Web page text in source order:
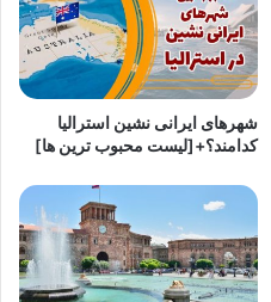
شهرهای ایرانی نشین استرالیا
کدامند؟+[لیست محبوب ترین ها]